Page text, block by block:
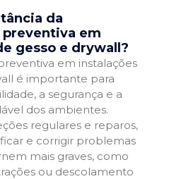
da
em
gesso e drywall?
em instalações
é importante para
a segurança e a
dos ambientes.
regulares e reparos,
e corrigir problemas
mais graves, como
ou descolamento